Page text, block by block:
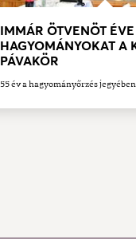
IMMÁR ÖTVENÖT
HAGYOMÁNYOKAT A
PÁVAKÖR
55 év a hagyományőrzés